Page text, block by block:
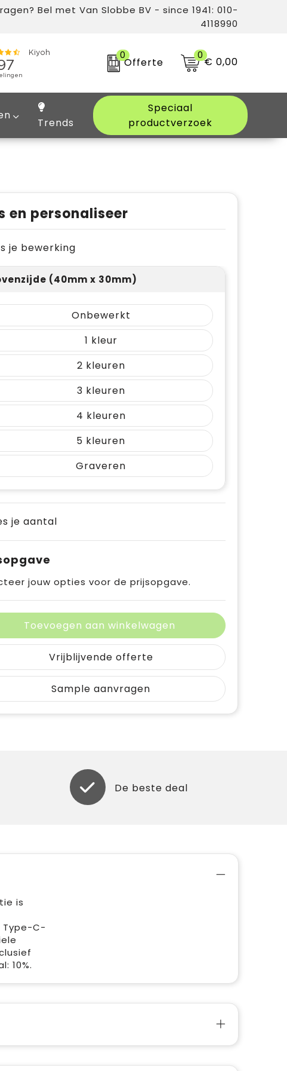
Bel met Van Slobbe BV - since 1941: 010-
4118990
0
Offerte
0€ 0,00
Trends
Speciaal
productverzoek
en personaliseer
je bewerking
(40mm x 30mm)
Onbewerkt
1
2
3
4
5
Graveren
je aantal
jouw opties voor de prijsopgave.
Toevoegen aan winkelwagen
Vrijblijvende offerte
Sample aanvragen
De beste deal
is
Type-C-
10%.